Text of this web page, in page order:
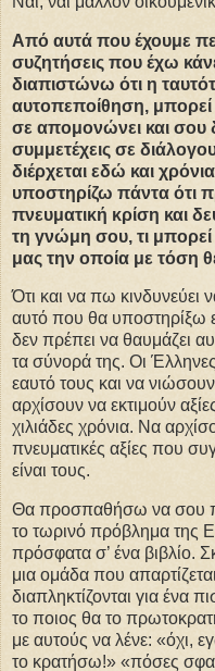
Από αυτά που έχουμε
συζητήσεις που έχω
διαπιστώνω ότι η
αυτοπεποίθηση, μπορεί
σε απομονώνει και σου
συμμετέχεις σε
διέρχεται εδώ και
υποστηρίζω πάντα ότι
πνευματική κρίση και
τη γνώμη σου, τι
μας την οποία με τόση
Ότι και να πω κινδυνεύει
αυτό που θα υποστηρίξω
δεν πρέπει να θαυμάζει
τα σύνορά της. Οι
εαυτό τους και να
αρχίσουν να εκτιμούν
χιλιάδες χρόνια. Να
πνευματικές αξίες που
είναι τους.
Θα προσπαθήσω να σου
το τωρινό πρόβλημα της
πρόσφατα σ’ ένα βιβλίο.
μια ομάδα που
διαπληκτίζονται για ένα
το ποιος θα το
με αυτούς να λένε: «όχι,
το κρατήσω!» «πόσες